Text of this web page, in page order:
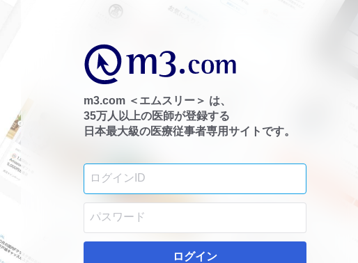
m3.com ＜エムスリー＞ は、
35万人以上の医師が登録する
日本最大級の医療従事者専用サイトです。
ログイン